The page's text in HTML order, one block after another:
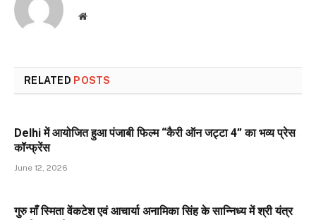
Website
RELATED POSTS
Delhi में आयोजित हुआ पंजाबी फिल्म “कैरी ऑन जट्टा 4” का भव्य प्रेस
कॉन्फ्रेंस
June 12, 2026
गुरु माँ स्मिता वेंकटेश एवं आचार्या अनामिका सिंह के सान्निध्य में श्री यंत्र